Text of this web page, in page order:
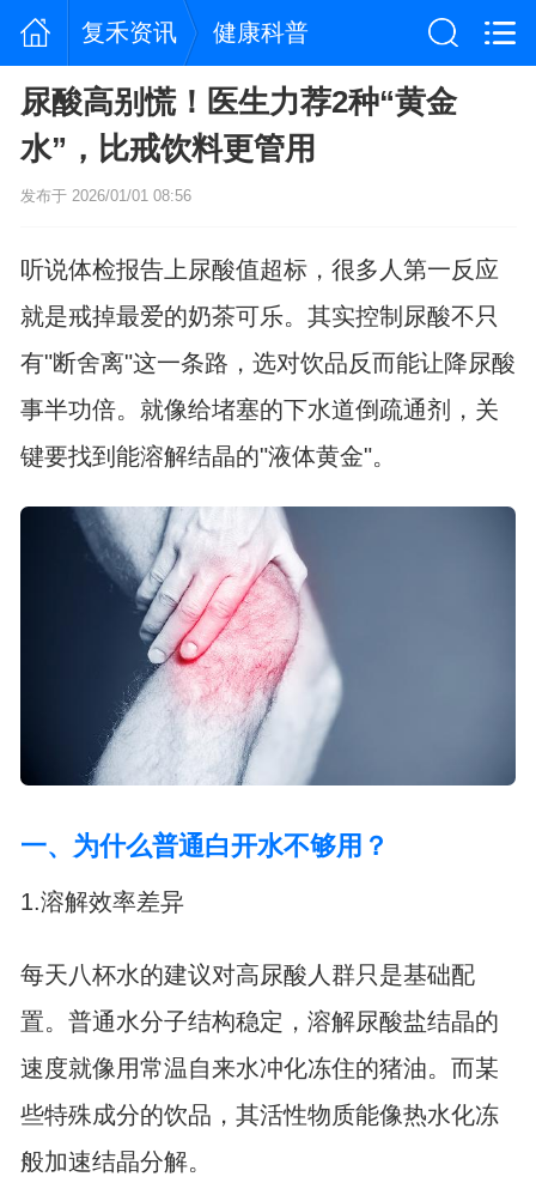
复禾资讯 健康科普
尿酸高别慌！医生力荐2种“黄金
水”，比戒饮料更管用
发布于 2026/01/01 08:56
听说体检报告上尿酸值超标，很多人第一反应
就是戒掉最爱的奶茶可乐。其实控制尿酸不只
有"断舍离"这一条路，选对饮品反而能让降尿酸
事半功倍。就像给堵塞的下水道倒疏通剂，关
键要找到能溶解结晶的"液体黄金"。
一、为什么普通白开水不够用？
1.溶解效率差异
每天八杯水的建议对高尿酸人群只是基础配
置。普通水分子结构稳定，溶解尿酸盐结晶的
速度就像用常温自来水冲化冻住的猪油。而某
些特殊成分的饮品，其活性物质能像热水化冻
般加速结晶分解。